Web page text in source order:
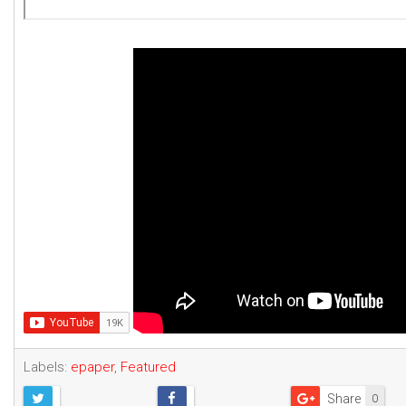
Labels: epaper, Featured
0
Share